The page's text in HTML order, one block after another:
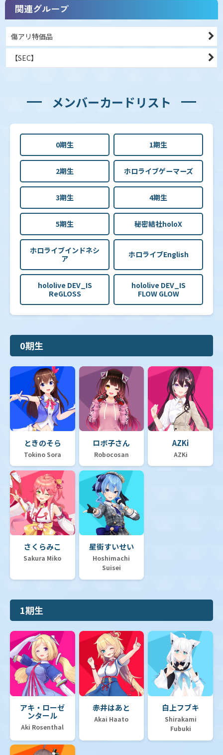
関連グループ
傷アリ特価品
【SEC】
メンバーカードリスト
0期生 1期生
2期生 ホロライブゲーマーズ
3期生 4期生
5期生 秘密結社holoX
ホロライブインドネシ
ア
ホロライブEnglish
hololive DEV_IS
ReGLOSS
hololive DEV_IS
FLOW GLOW
0期生
ときのそら
Tokino Sora
ロボ子さん
Robocosan
AZKi
AZKi
さくらみこ
Sakura Miko
星街すいせい
Hoshimachi
Suisei
1期生
アキ・ローゼ
ンタール
Aki Rosenthal
赤井はあと
Akai Haato
白上フブキ
Shirakami
Fubuki